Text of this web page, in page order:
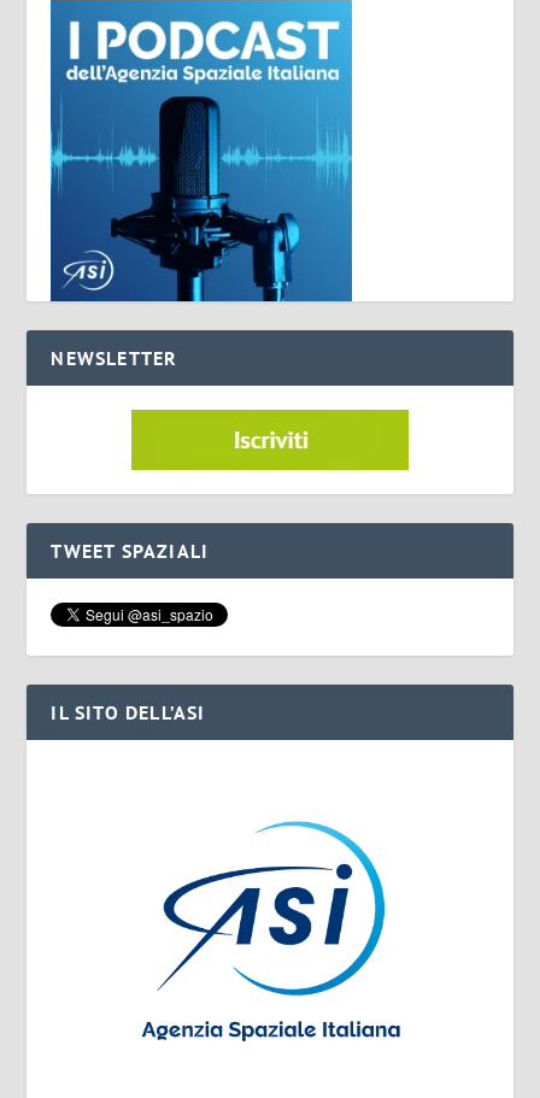
NEWSLETTER
TWEET SPAZIALI
IL SITO DELL’ASI